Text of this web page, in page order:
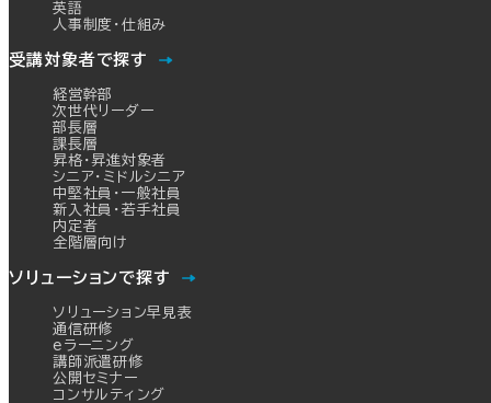
英語
人事制度・仕組み
受講対象者で探す
経営幹部
次世代リーダー
部長層
課長層
昇格・昇進対象者
シニア・ミドルシニア
中堅社員・一般社員
新入社員・若手社員
内定者
全階層向け
ソリューションで探す
ソリューション早見表
通信研修
eラーニング
講師派遣研修
公開セミナー
コンサルティング